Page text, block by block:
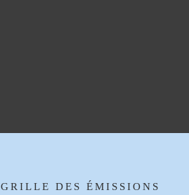
GRILLE DES ÉMISSIONS